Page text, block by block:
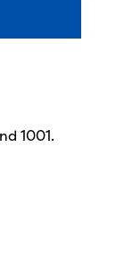
1001.